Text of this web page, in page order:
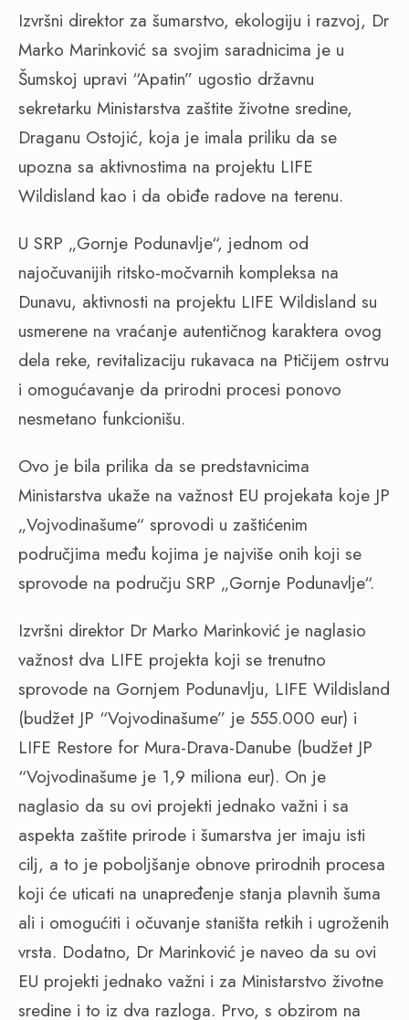
Izvršni direktor za šumarstvo, ekologiju i razvoj, Dr
Marko Marinković sa svojim saradnicima je u
Šumskoj upravi “Apatin” ugostio državnu
sekretarku Ministarstva zaštite životne sredine,
Draganu Ostojić, koja je imala priliku da se
upozna sa aktivnostima na projektu LIFE
Wildisland kao i da obiđe radove na terenu.
U SRP „Gornje Podunavlje“, jednom od
najočuvanijih ritsko-močvarnih kompleksa na
Dunavu, aktivnosti na projektu LIFE Wildisland su
usmerene na vraćanje autentičnog karaktera ovog
dela reke, revitalizaciju rukavaca na Ptičijem ostrvu
i omogućavanje da prirodni procesi ponovo
nesmetano funkcionišu.
Ovo je bila prilika da se predstavnicima
Ministarstva ukaže na važnost EU projekata koje JP
„Vojvodinašume“ sprovodi u zaštićenim
područjima među kojima je najviše onih koji se
sprovode na području SRP „Gornje Podunavlje“.
Izvršni direktor Dr Marko Marinković je naglasio
važnost dva LIFE projekta koji se trenutno
sprovode na Gornjem Podunavlju, LIFE Wildisland
(budžet JP “Vojvodinašume” je 555.000 eur) i
LIFE Restore for Mura-Drava-Danube (budžet JP
“Vojvodinašume je 1,9 miliona eur). On je
naglasio da su ovi projekti jednako važni i sa
aspekta zaštite prirode i šumarstva jer imaju isti
cilj, a to je poboljšanje obnove prirodnih procesa
koji će uticati na unapređenje stanja plavnih šuma
ali i omogućiti i očuvanje staništa retkih i ugroženih
vrsta. Dodatno, Dr Marinković je naveo da su ovi
EU projekti jednako važni i za Ministarstvo životne
sredine i to iz dva razloga. Prvo, s obzirom na